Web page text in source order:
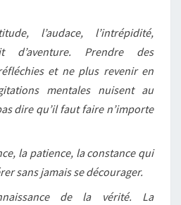
l’audace, l’intrépidité,
d’aventure. Prendre des
et ne plus revenir en
mentales nuisent au
dire qu’il faut faire n’importe
la patience, la constance qui
sans jamais se décourager.
de la vérité. La